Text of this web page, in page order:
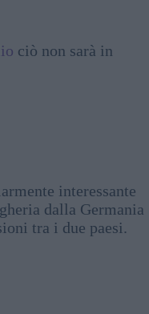
ciò non sarà in
interessante
dalla Germania
tra i due paesi.